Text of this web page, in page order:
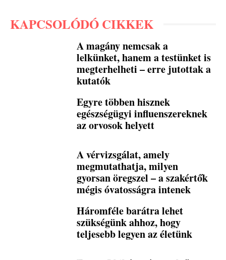
KAPCSOLÓDÓ CIKKEK
A magány nemcsak a
lelkünket, hanem a testünket is
megterhelheti – erre jutottak a
kutatók
Egyre többen hisznek
egészségügyi influenszereknek
az orvosok helyett
A vérvizsgálat, amely
megmutathatja, milyen
gyorsan öregszel – a szakértők
mégis óvatosságra intenek
Háromféle barátra lehet
szükségünk ahhoz, hogy
teljesebb legyen az életünk